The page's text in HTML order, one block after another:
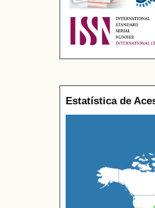
Estatística de